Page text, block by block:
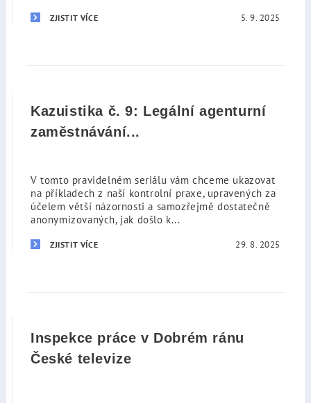
ZJISTIT VÍCE 5. 9. 2025
Kazuistika č. 9: Legální agenturní
zaměstnávání...
V tomto pravidelném seriálu vám chceme ukazovat
na příkladech z naší kontrolní praxe, upravených za
účelem větší názornosti a samozřejmě dostatečně
anonymizovaných, jak došlo k...
ZJISTIT VÍCE 29. 8. 2025
Inspekce práce v Dobrém ránu
České televize